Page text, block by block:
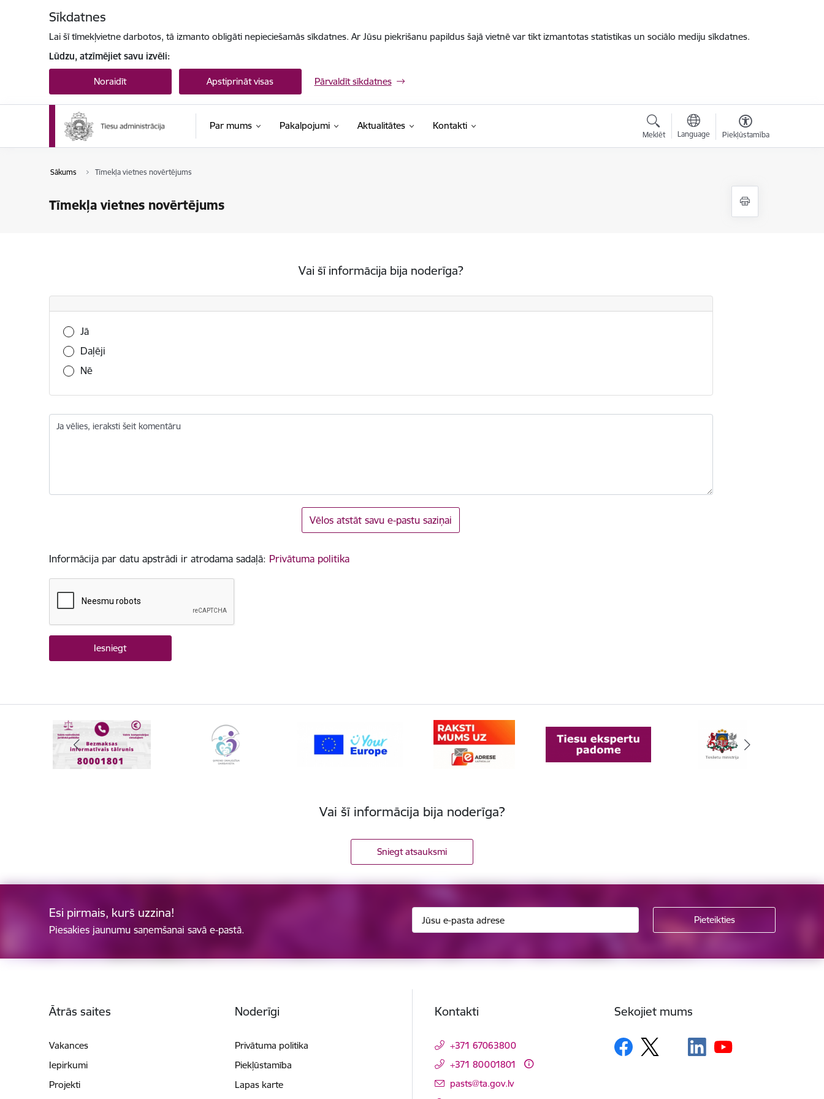
Sīkdatnes
Lai šī tīmekļvietne darbotos, tā izmanto obligāti nepieciešamās sīkdatnes. Ar Jūsu piekrišanu papildus šajā vietnē var tikt izmantotas statistikas un sociālo mediju sīkdatnes.
Lūdzu, atzīmējiet savu izvēli:
Noraidīt Apstiprināt visas Pārvaldīt sīkdatnes
Par mums Pakalpojumi Aktualitātes Kontakti
Meklēt Language Piekļūstamība
Sākums Tīmekļa vietnes novērtējums
Tīmekļa vietnes novērtējums
Vai šī informācija bija noderīga?
Vai šī informācija bija noderīga?
Jā
Daļēji
Nē
Ja vēlies, ieraksti šeit komentāru
Vēlos atstāt savu e-pastu saziņai
Informācija par datu apstrādi ir atrodama sadaļā: Privātuma politika
Vai šī informācija bija noderīga?
Sniegt atsauksmi
Esi pirmais, kurš uzzina!
Piesakies jaunumu saņemšanai savā e-pastā.
Ātrās saites
Vakances
Iepirkumi
Projekti
Noderīgi
Privātuma politika
Piekļūstamība
Lapas karte
Kontakti
+371 67063800
+371 80001801
E-pasts:
pasts@ta.gov.lv
Sekojiet mums